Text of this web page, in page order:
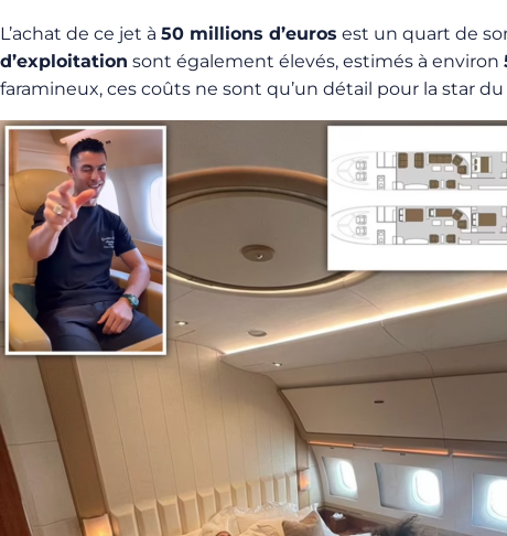
L’achat de ce jet à 50 millions d’euros est un quart de
d’exploitation sont également élevés, estimés à environ
faramineux, ces coûts ne sont qu’un détail pour la star